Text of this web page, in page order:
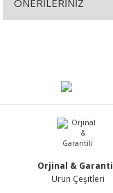
Ürün
Ürün bilgilerinde
Ürün fiyatı diğer
Bu ürüne benzer
Orjinal &
Ürün Çeşitleri